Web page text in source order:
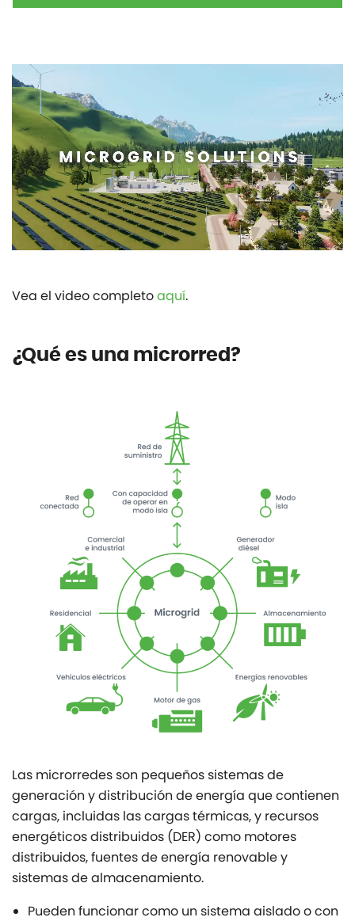
Vea el video completoaquí.
¿Qué es una microrred?
Las microrredes son pequeños sistemas de
generación y distribución de energía que contienen
cargas, incluidas las cargas térmicas, y recursos
energéticos distribuidos (DER) como motores
distribuidos, fuentes de energía renovable y
sistemas de almacenamiento.
Pueden funcionar como un sistema aislado o con